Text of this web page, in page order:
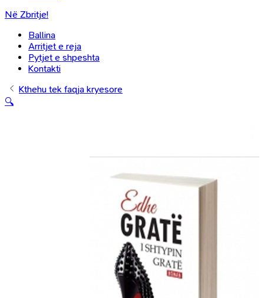
Në Zbritje!
Ballina
Arritjet e reja
Pytjet e shpeshta
Kontakti
Kthehu tek faqja kryesore
🔍